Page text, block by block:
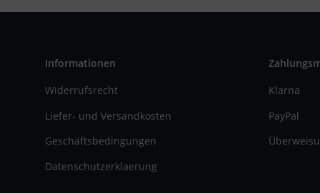
Informationen
Widerrufsrecht
Liefer- und Versandkosten
Geschäftsbedingungen
Datenschutzerklaerung
Klarna
PayPal